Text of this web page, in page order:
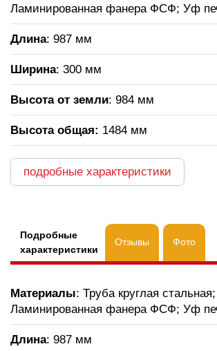
Ламинированная фанера ФСФ; Уф
Длина: 987 мм
Ширина: 300 мм
Высота от земли: 984 мм
Высота общая: 1484 мм
подробные характеристики
Подробные
характеристики
Отзывы Фото
Материалы: Труба круглая
Ламинированная фанера ФСФ; Уф
Длина: 987 мм